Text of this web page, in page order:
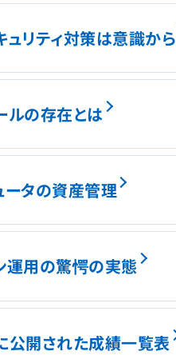
ュリティ対策は意識から
ルの存在とは
ータの資産管理
運用の驚愕の実態
公開された成績一覧表